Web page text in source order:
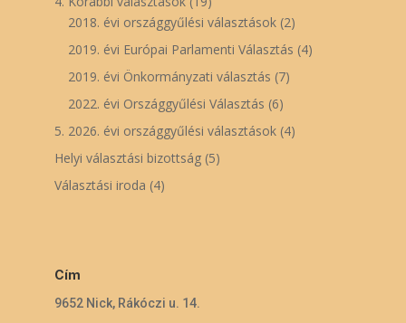
2018. évi országgyűlési választások(2)
2019. évi Európai Parlamenti Választás (4)
2019. évi Önkormányzati választás (7)
2022. évi Országgyűlési Választás (6)
5. 2026. évi országgyűlési választások(4)
Helyi választási bizottság(5)
Választási iroda (4)
Cím
9652 Nick, Rákóczi u. 14.